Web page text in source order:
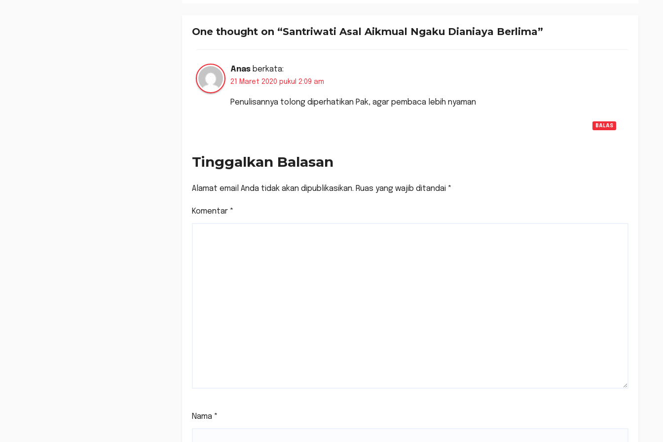
One thought on “Santriwati Asal Aikmual Ngaku Dianiaya Berlima”
Anas berkata:
21 Maret 2020 pukul 2:09 am
Penulisannya tolong diperhatikan Pak, agar pembaca lebih nyaman
BALAS
Tinggalkan Balasan
Alamat email Anda tidak akan dipublikasikan. Ruas yang wajib ditandai *
Komentar *
Nama *